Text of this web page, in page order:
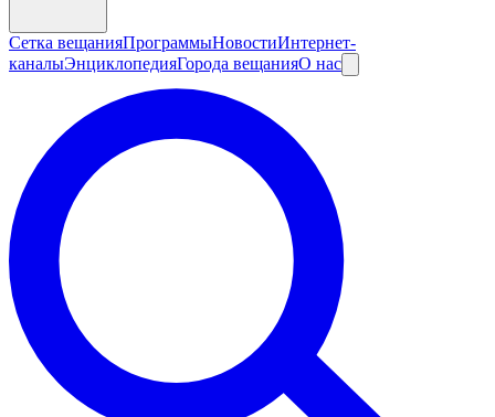
Сетка вещанияПрограммыНовостиИнтернет-
каналыЭнциклопедияГорода вещанияО нас